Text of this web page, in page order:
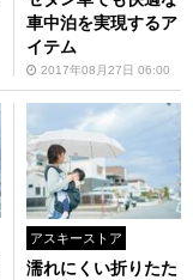
車中泊を実現するア
イテム
2017年08月27日 06:00
アスキーストア
濡れにくい折りたた